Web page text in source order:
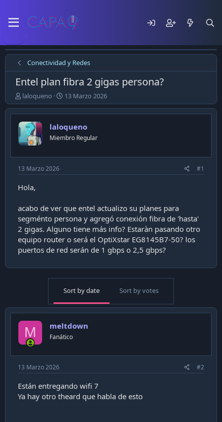
Conectividad y Redes
Entel plan fibra 2 gigas persona?
E
m
p
e
z
ó
l
t
e
m
laloqueno
F
e
c
a
d
p
b
a
c
i
ó
n
13 Marzo 2026
laloqueno
Miembro Regular
13 Marzo 2026 #1
Hola,
acabo de ver que entel actualizo su planes para
segménto persona y agregó conexión fibra de 'hasta'
2 gigas. Alguno tiene más info? Estaràn pasando otro
equipo router o será el OptiXstar EG8145B7-50? los
puertos de red serán de 1 gbps o 2,5 gbps?
Sort by date Sort by votes
M meltdown
Fanático
13 Marzo 2026 #2
Están entregando wifi 7
Ya hay otro theard que habla de esto